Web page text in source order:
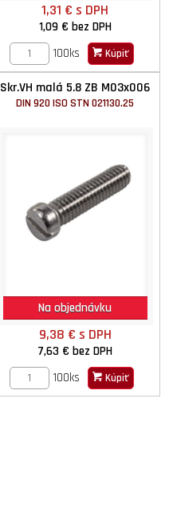
1,31 €s DPH
1,09 € bez DPH
100ks
Kúpiť
Skr.VH malá 5.8 ZB M03x006
DIN 920 ISO STN 021130.25
Na objednávku
9,38 € s DPH
7,63 €bez DPH
100ks
Kúpiť